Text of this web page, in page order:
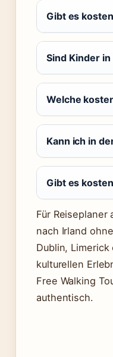
Gibt es
Sind Kinder
Welche
Kann ich in
Gibt es
Für
nach Irland
Dublin,
kulturellen
Free Walking
authentisch.